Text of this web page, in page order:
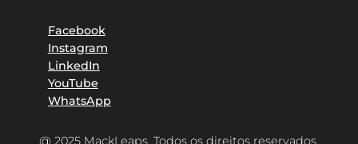
Facebook
Instagram
LinkedIn
YouTube
WhatsApp
@ 2025 MackLeaps. Todos os direitos reservados.